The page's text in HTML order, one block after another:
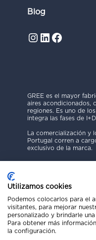
Blog
Instagram
LinkedIn
Facebook
GREE es el mayor
aires acondicionados,
regiones. Es uno de
integra las fases de
La comercialización y
Portugal corren a
exclusivo de la marca.
Política de
Aviso Legal
Código Ético
Utilizamos cookies
Podemos colocarlos para el
visitantes, para mejorar
personalizado y brindarle
Para obtener más
la configuración.